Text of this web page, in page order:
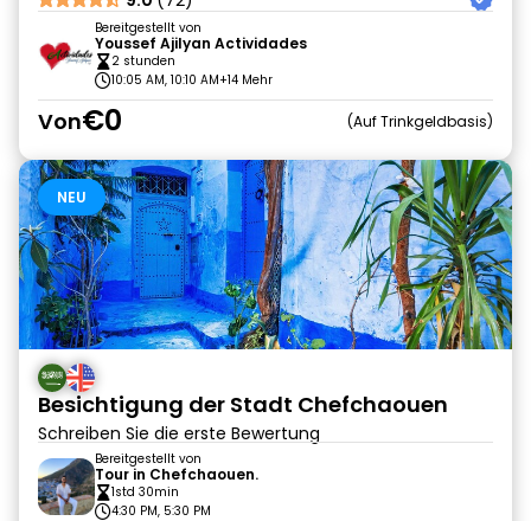
Bereitgestellt von
Youssef Ajilyan Actividades
2 stunden
10:05 AM, 10:10 AM+14 Mehr
Von€0 Auf Trinkgeldbasis
NEU
Besichtigung der Stadt Chefchaouen
Schreiben Sie die erste Bewertung
Bereitgestellt von
Tour in Chefchaouen.
1std 30min
4:30 PM, 5:30 PM